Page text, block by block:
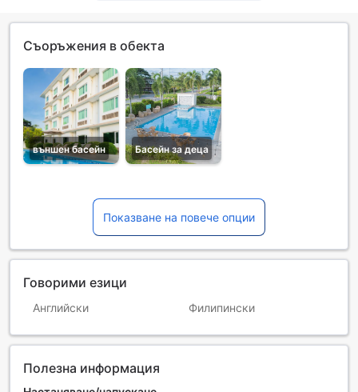
Съоръжения в обекта
външен басейн Басейн за деца
Показване на повече опции
Говорими езици
Английски Филипински
Полезна информация